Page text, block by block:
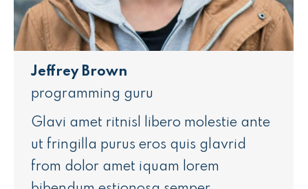
Jeffrey Brown
programming guru
Glavi amet ritnisl libero molestie ante
ut fringilla purus eros quis glavrid
from dolor amet iquam lorem